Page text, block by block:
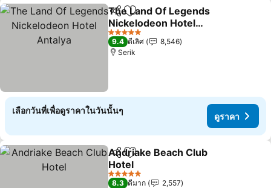
แชร์ เพิ่มในรายการโปรด
The Land Of Legends
Nickelodeon Hotel
Antalya
ดูราคา
5 ดาว
9.4 ดีเลิศ
8,546
Serik
เลือกวันที่เพื่อดูราคาในวันนั้นๆ
ดูราคา
แชร์ เพิ่มในรายการโปรด
Andriake Beach Club
Hotel
ดูราคา
5 ดาว
8.3 ดีมาก
2,557